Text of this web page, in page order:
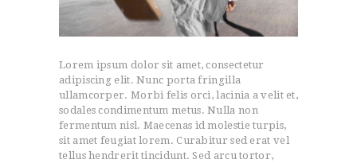
Lorem ipsum dolor sit amet, consectetur
adipiscing elit. Nunc porta fringilla
ullamcorper. Morbi felis orci, lacinia a velit et,
sodales condimentum metus. Nulla non
fermentum nisl. Maecenas id molestie turpis,
sit amet feugiat lorem. Curabitur sed erat vel
tellus hendrerit tincidunt. Sed arcu tortor,